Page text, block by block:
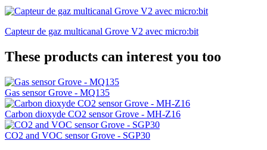
Capteur de gaz multicanal Grove V2 avec micro:bit
These products can interest you too
Gas sensor Grove - MQ135
Carbon dioxyde CO2 sensor Grove - MH-Z16
CO2 and VOC sensor Grove - SGP30